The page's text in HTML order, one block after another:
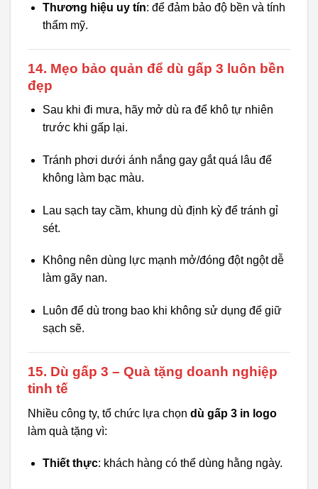
Thương hiệu uy tín: để đảm bảo độ bền và tính
thẩm mỹ.
14. Mẹo bảo quản để dù gấp 3 luôn bền
đẹp
Sau khi đi mưa, hãy mở dù ra để khô tự nhiên
trước khi gấp lại.
Tránh phơi dưới ánh nắng gay gắt quá lâu để
không làm bạc màu.
Lau sạch tay cầm, khung dù định kỳ để tránh gỉ
sét.
Không nên dùng lực mạnh mở/đóng đột ngột dễ
làm gãy nan.
Luôn để dù trong bao khi không sử dụng để giữ
sạch sẽ.
15. Dù gấp 3 – Quà tặng doanh nghiệp
tinh tế
Nhiều công ty, tổ chức lựa chọn dù gấp 3 in logo
làm quà tặng vì:
Thiết thực: khách hàng có thể dùng hằng ngày.